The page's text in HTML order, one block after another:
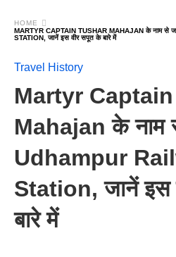
HOME
MARTYR CAPTAIN TUSHAR MAHAJAN के नाम से
STATION, जानें इस वीर सपूत के बारे में
Travel History
Martyr
Mahajan के नाम
Udhampur
Station, जानें इस
बारे में